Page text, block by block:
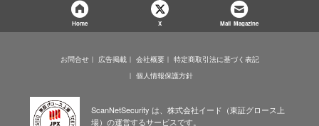
Home X Mail Magazine
お問合せ 広告掲載 会社概要
特定商取引法に基づく表記
個人情報保護方針
ScanNetSecurity は、株式会社イード（東証グロース上
場）の運営するサービスです。